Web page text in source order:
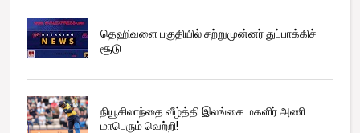
தெஹிவளை பகுதியில் சற்றுமுன்னர் துப்பாக்கிச்
சூடு
நியூசிலாந்தை வீழ்த்தி இலங்கை மகளிர் அணி
மாபெரும் வெற்றி!